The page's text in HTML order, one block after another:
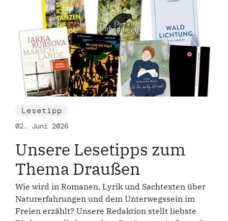
Lesetipp
02. Juni 2026
Unsere Lesetipps zum
Thema Draußen
Wie wird in Romanen, Lyrik und Sachtexten über
Naturerfahrungen und dem Unterwegssein im
Freien erzählt? Unsere Redaktion stellt liebste